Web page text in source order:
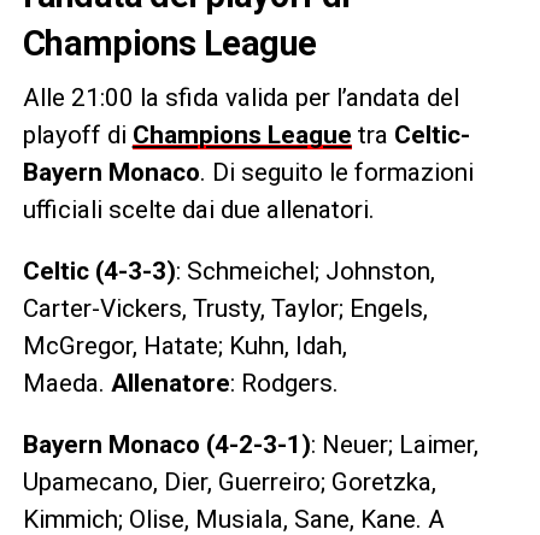
Champions League
Alle 21:00 la sfida valida per l’andata del
playoff di Champions League tra Celtic-
Bayern Monaco. Di seguito le formazioni
ufficiali scelte dai due allenatori.
Celtic (4-3-3): Schmeichel; Johnston,
Carter-Vickers, Trusty, Taylor; Engels,
McGregor, Hatate; Kuhn, Idah,
Maeda. Allenatore: Rodgers.
Bayern Monaco (4-2-3-1): Neuer; Laimer,
Upamecano, Dier, Guerreiro; Goretzka,
Kimmich; Olise, Musiala, Sane, Kane. A